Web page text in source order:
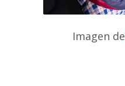
Imagen de